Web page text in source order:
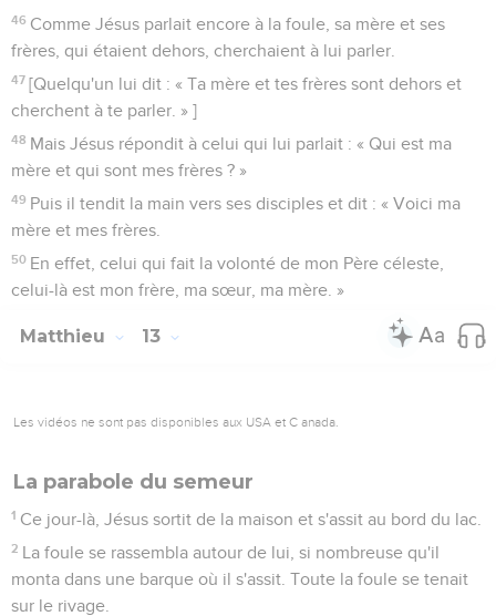
46 Comme Jésus parlait encore à la foule, sa mère et ses
frères, qui étaient dehors, cherchaient à lui parler.
47 [Quelqu'un lui dit : « Ta mère et tes frères sont dehors et
cherchent à te parler. » ]
48 Mais Jésus répondit à celui qui lui parlait : « Qui est ma
mère et qui sont mes frères ? »
49 Puis il tendit la main vers ses disciples et dit : « Voici ma
mère et mes frères.
50 En effet, celui qui fait la volonté de mon Père céleste,
celui-là est mon frère, ma sœur, ma mère. »
Matthieu 13
Les vidéos ne sont pas disponibles aux USA et C anada.
La parabole du semeur
1 Ce jour-là, Jésus sortit de la maison et s'assit au bord du lac.
2 La foule se rassembla autour de lui, si nombreuse qu'il
monta dans une barque où il s'assit. Toute la foule se tenait
sur le rivage.